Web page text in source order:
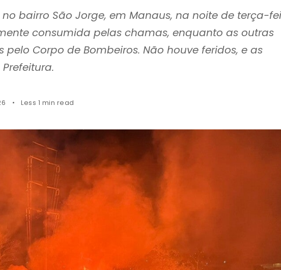
bairro São Jorge, em Manaus, na noite de terça-
consumida pelas chamas, enquanto as outras
Corpo de Bombeiros. Não houve feridos, e as
Less 1 min read